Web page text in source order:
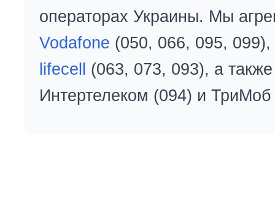
операторах Украины. Мы
Vodafone (050, 066, 095, 099),
lifecell
(063, 073, 093), а
Интертелеком (094) и ТриМоб